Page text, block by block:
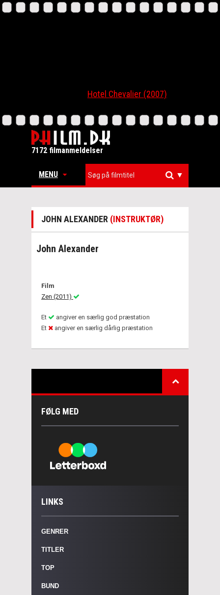
Hotel Chevalier (2007)
7172 filmanmeldelser
MENU ▼
JOHN ALEXANDER (INSTRUKTØR)
John Alexander
Film
Zen (2011)
Et
angiver en særlig god præstation
Et
angiver en særlig dårlig præstation
FØLG MED
LINKS
GENRER
TITLER
TOP
BUND